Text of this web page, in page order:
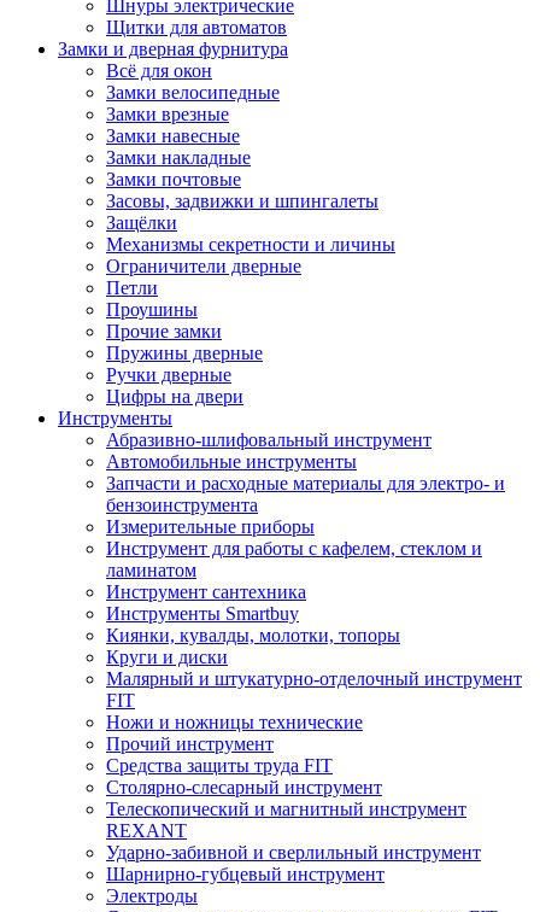
Шнуры электрические
Щитки для автоматов
Замки и дверная фурнитура
Всё для окон
Замки велосипедные
Замки врезные
Замки навесные
Замки накладные
Замки почтовые
Засовы, задвижки и шпингалеты
Защёлки
Механизмы секретности и личины
Ограничители дверные
Петли
Проушины
Прочие замки
Пружины дверные
Ручки дверные
Цифры на двери
Инструменты
Абразивно-шлифовальный инструмент
Автомобильные инструменты
Запчасти и расходные материалы для электро- и
бензоинструмента
Измерительные приборы
Инструмент для работы с кафелем, стеклом и
ламинатом
Инструмент сантехника
Инструменты Smartbuy
Киянки, кувалды, молотки, топоры
Круги и диски
Малярный и штукатурно-отделочный инструмент
FIT
Ножи и ножницы технические
Прочий инструмент
Средства защиты труда FIT
Столярно-слесарный инструмент
Телескопический и магнитный инструмент
REXANT
Ударно-забивной и сверлильный инструмент
Шарнирно-губцевый инструмент
Электроды